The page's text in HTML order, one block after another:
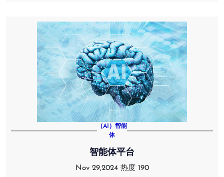
（AI）智能
体
智能体平台
Nov 29,2024 热度 190